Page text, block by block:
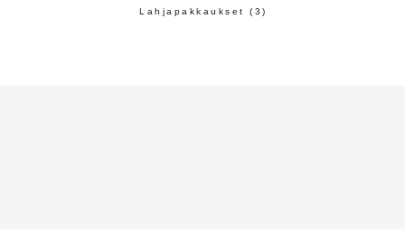
Lahjapakkaukset(3)